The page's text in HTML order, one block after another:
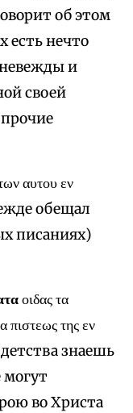
говорит об этом
есть нечто
и
своей
αυτου εν
обещал
писаниях)
οιδας τα
πιστεως της εν
знаешь
во Христа